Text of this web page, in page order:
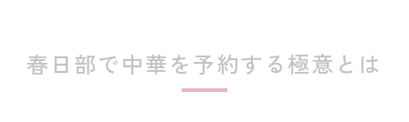
中華予約を成功させるための最新動向
個室中華を春日部で楽しみたい方へ
春日部で中華を予約する極意とは